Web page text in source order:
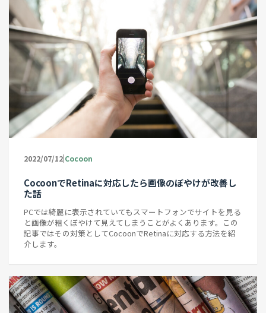
2022/07/12 Cocoon
CocoonでRetinaに対応したら画像のぼやけが改善し
た話
PCでは綺麗に表示されていてもスマートフォンでサイトを見る
と画像が粗くぼやけて見えてしまうことがよくあります。この
記事ではその対策としてCocoonでRetinaに対応する方法を紹
介します。